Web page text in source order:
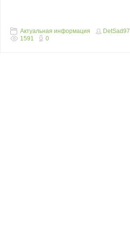
Актуальная информация
DetSad97
1591
0